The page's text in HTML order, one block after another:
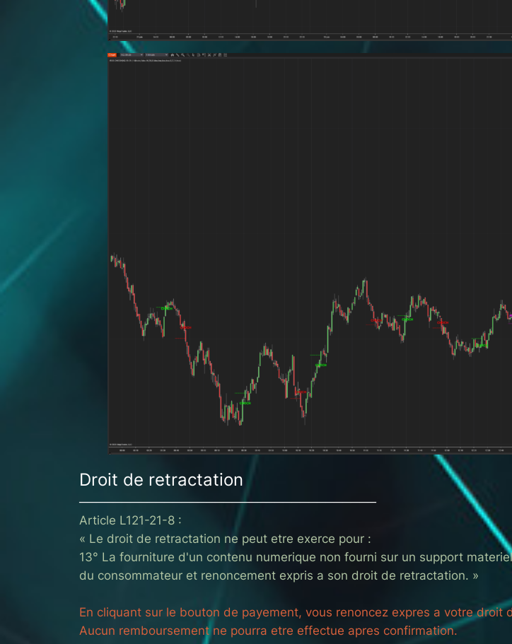
Droit de retractation
───────────────────────────────────
Article L121-21-8 :
« Le droit de retractation ne peut etre exerce pour :
13° La fourniture d'un contenu numerique non fourni sur un support
du consommateur et renoncement expris a son droit de retractation. »
En cliquant sur le bouton de payement, vous renoncez expres a votre droit
Aucun remboursement ne pourra etre effectue apres confirmation.